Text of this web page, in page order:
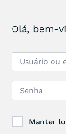
Olá, bem-
Manter